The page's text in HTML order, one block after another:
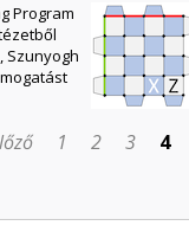
Program
Szunyogh
1 2 3 4